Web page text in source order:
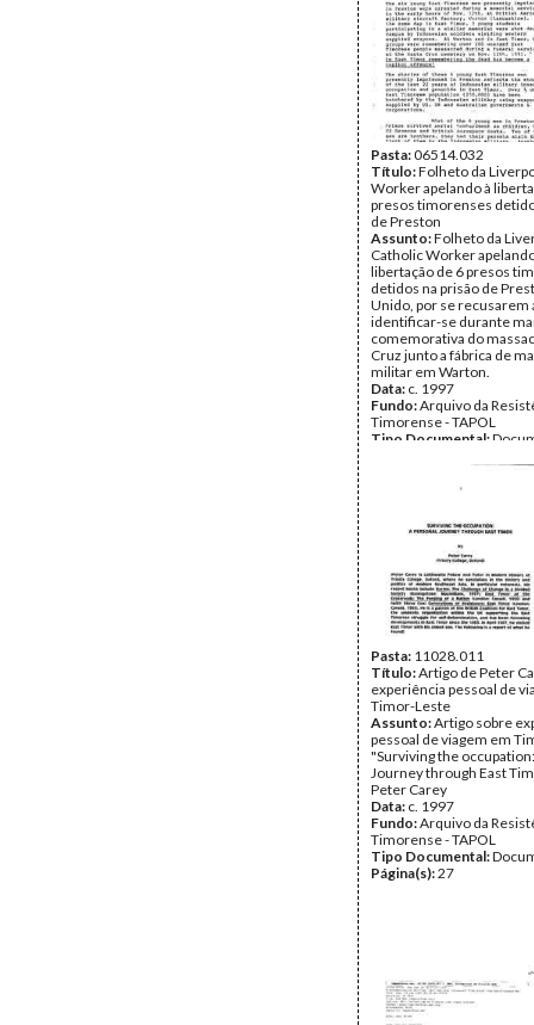
Pasta:06514.032
Título:Folheto da
Worker apelando à
presos timorenses
de Preston
Assunto:Folheto da
Catholic Worker
libertação de 6 presos
detidos na prisão de
Unido, por se recusarem
identificar-se durante
comemorativa do
Cruz junto a fábrica de
militar em Warton.
Data: c. 1997
Fundo:Arquivo da
Timorense - TAPOL
Tipo Documental:
Pasta: 11028.011
Título:Artigo de Peter
experiência pessoal de
Timor-Leste
Assunto:Artigo sobre
pessoal de viagem em
"Surviving the
Journey through East
Peter Carey
Data: c. 1997
Fundo:Arquivo da
Timorense - TAPOL
Tipo Documental:
Página(s):27